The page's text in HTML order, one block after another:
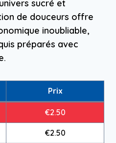
sucré et
de douceurs offre
inoubliable,
préparés avec
Prix
€2.50
€2.50